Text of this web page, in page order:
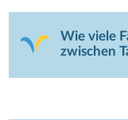
Wie viele
zwischen